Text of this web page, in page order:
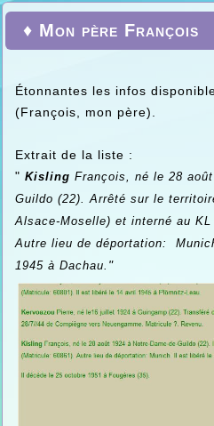
♦ Mon père François
Étonnantes les infos
(François, mon père).
Extrait de la liste :
" Kisling François, né le 28
Guildo (22). Arrêté sur le
Alsace-Moselle) et interné au
Autre lieu de déportation:
1945 à Dachau. "